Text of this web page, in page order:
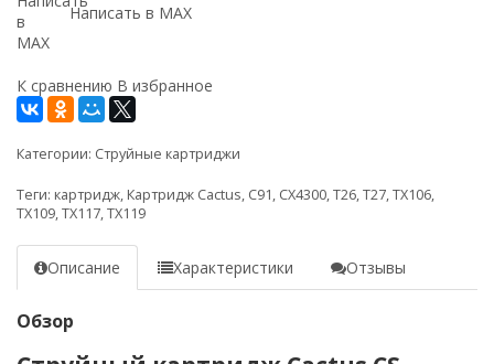
Написать в MAX
К сравнению В избранное
Категории: Струйные картриджи
Теги: картридж, Картридж Cactus, C91, CX4300,T26,T27,TX106,
TX109,TX117,TX119
Описание Характеристики Отзывы
Обзор